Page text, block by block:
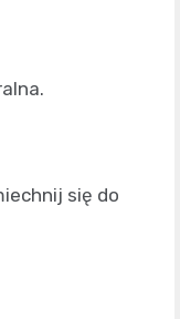
się do